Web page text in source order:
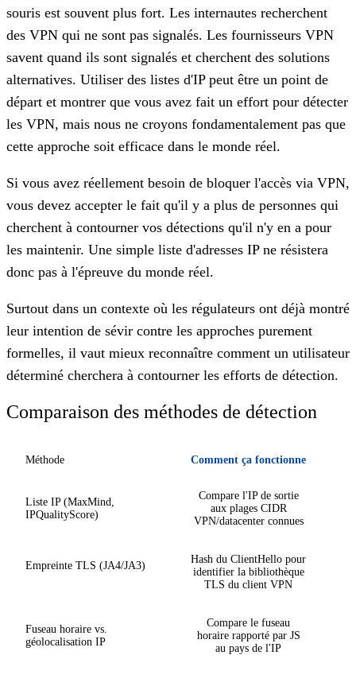
souris est souvent plus fort. Les internautes recherchent
des VPN qui ne sont pas signalés. Les fournisseurs VPN
savent quand ils sont signalés et cherchent des solutions
alternatives. Utiliser des listes d'IP peut être un point de
départ et montrer que vous avez fait un effort pour détecter
les VPN, mais nous ne croyons fondamentalement pas que
cette approche soit efficace dans le monde réel.
Si vous avez réellement besoin de bloquer l'accès via VPN,
vous devez accepter le fait qu'il y a plus de personnes qui
cherchent à contourner vos détections qu'il n'y en a pour
les maintenir. Une simple liste d'adresses IP ne résistera
donc pas à l'épreuve du monde réel.
Surtout dans un contexte où les régulateurs ont déjà montré
leur intention de sévir contre les approches purement
formelles, il vaut mieux reconnaître comment un utilisateur
déterminé cherchera à contourner les efforts de détection.
Comparaison des méthodes de détection
Méthode Comment ça fonctionne
Liste IP (MaxMind,
IPQualityScore)
Compare l'IP de sortie
aux plages CIDR
VPN/datacenter connues
Empreinte TLS (JA4/JA3)
Hash du ClientHello pour
identifier la bibliothèque
TLS du client VPN
Fuseau horaire vs.
géolocalisation IP
Compare le fuseau
horaire rapporté par JS
au pays de l'IP